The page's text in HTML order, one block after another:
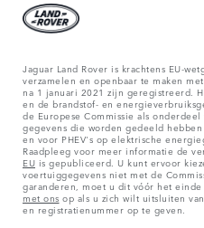
Jaguar Land Rover is krachtens EU-
verzamelen en openbaar te maken
na 1 januari 2021 zijn geregistreerd.
en de brandstof- en
de Europese Commissie als
gegevens die worden gedeeld
en voor PHEV's op elektrische
Raadpleeg voor meer informatie de
EU is gepubliceerd. U kunt ervoor
voertuiggegevens niet met de
garanderen, moet u dit vóór het einde
met ons op als u zich wilt uitsluiten
en registratienummer op te geven.